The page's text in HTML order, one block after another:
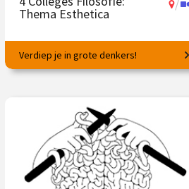
Thema Esthetica
/
Filosofische vragen rondom
schoonheid en kunst.
Op locatie of online
Verdiep je in grote denkers!